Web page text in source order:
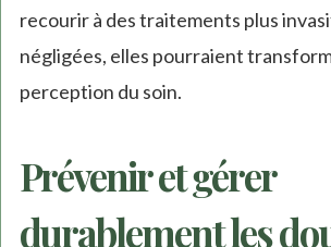
recourir à des traitements plus
négligées, elles pourraient
perception du soin.
Prévenir et gérer
durablement les